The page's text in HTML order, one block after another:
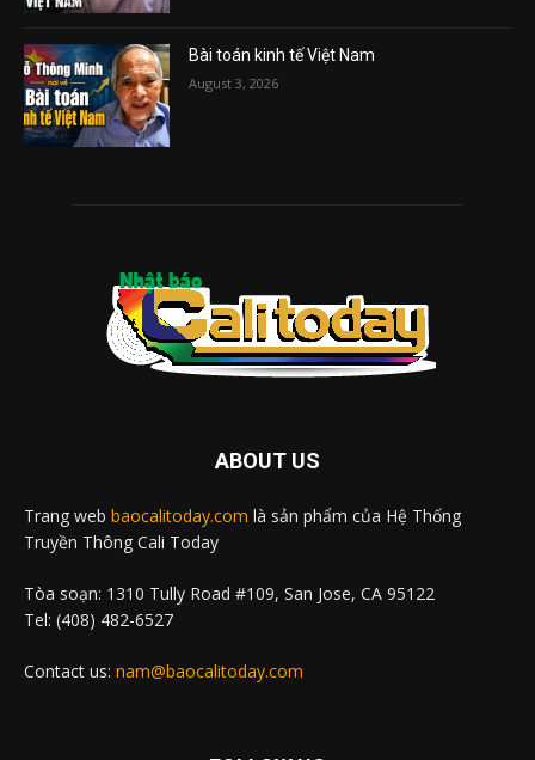
Bài toán kinh tế Việt Nam
August 3, 2026
ABOUT US
Trang web baocalitoday.com là sản phẩm của Hệ Thống
Truyền Thông Cali Today
Tòa soạn: 1310 Tully Road #109, San Jose, CA 95122
Tel: (408) 482-6527
Contact us: nam@baocalitoday.com